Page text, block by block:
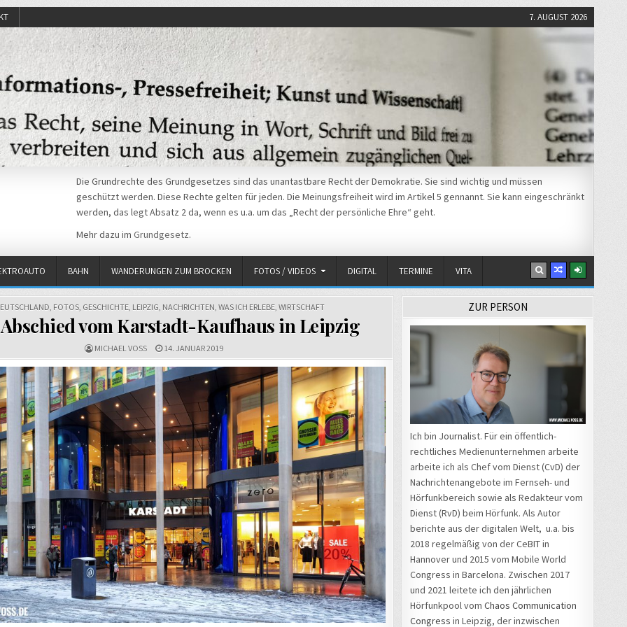
7. AUGUST 2026
Die Grundrechte des Grundgesetzes sind das unantastbare Recht der Demokratie. Sie sind wichtig und müssen
geschützt werden. Diese Rechte gelten für jeden. Die Meinungsfreiheit wird im Artikel 5 gennannt. Sie kann eingeschränkt
werden, das legt Absatz 2 da, wenn es u.a. um das „Recht der persönliche Ehre“ geht.
Mehr dazu im Grundgesetz.
BAHN WANDERUNGEN ZUM BROCKEN FOTOS / VIDEOS DIGITAL TERMINE VITA
FOTOS, GESCHICHTE, LEIPZIG NACHRICHTEN WAS ICH ERLEBE, WIRTSCHAFT
vom Karstadt-Kaufhaus in Leipzig
MICHAEL VOSS 14. JANUAR 2019
ZUR PERSON
Ich bin Journalist. Für ein öffentlich-
rechtliches Medienunternehmen arbeite
arbeite ich als Chef vom Dienst (CvD) der
Nachrichtenangebote im Fernseh- und
Hörfunkbereich sowie als Redakteur vom
Dienst (RvD) beim Hörfunk. Als Autor
berichte aus der digitalen Welt, u.a. bis
2018 regelmäßig von der CeBIT in
Hannover und 2015 vom Mobile World
Congress in Barcelona. Zwischen 2017
und 2021 leitete ich den jährlichen
Hörfunkpool vom Chaos Communication
Congress in Leipzig, der inzwischen